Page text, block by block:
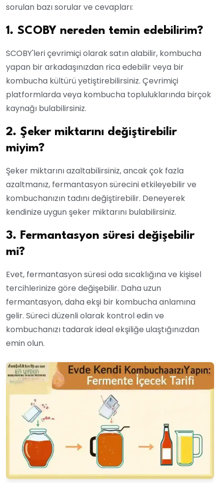
sorulan bazı sorular ve cevapları:
1. SCOBY nereden temin edebilirim?
SCOBY'leri çevrimiçi olarak satın alabilir, kombucha
yapan bir arkadaşınızdan rica edebilir veya bir
kombucha kültürü yetiştirebilirsiniz. Çevrimiçi
platformlarda veya kombucha topluluklarında birçok
kaynağı bulabilirsiniz.
2. Şeker miktarını değiştirebilir
miyim?
Şeker miktarını azaltabilirsiniz, ancak çok fazla
azaltmanız, fermantasyon sürecini etkileyebilir ve
kombuchanızın tadını değiştirebilir. Deneyerek
kendinize uygun şeker miktarını bulabilirsiniz.
3. Fermantasyon süresi değişebilir
mi?
Evet, fermantasyon süresi oda sıcaklığına ve kişisel
tercihlerinize göre değişebilir. Daha uzun
fermantasyon, daha ekşi bir kombucha anlamına
gelir. Süreci düzenli olarak kontrol edin ve
kombuchanızı tadarak ideal ekşiliğe ulaştığınızdan
emin olun.